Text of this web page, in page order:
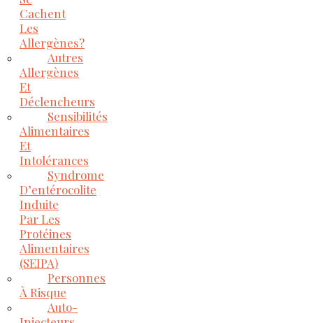
Cachent
Les
Allergènes?
Autres
Allergènes
Et
Déclencheurs
Sensibilités
Alimentaires
Et
Intolérances
Syndrome
D’entérocolite
Induite
Par Les
Protéines
Alimentaires
(SEIPA)
Personnes
À Risque
Auto-